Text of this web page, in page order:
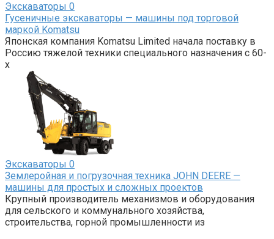
Экскаваторы 0
Гусеничные экскаваторы — машины под торговой
маркой Komatsu
Японская компания Komatsu Limited начала поставку в
Россию тяжелой техники специального назначения с 60-
х
Экскаваторы 0
Землеройная и погрузочная техника JOHN DEERE —
машины для простых и сложных проектов
Крупный производитель механизмов и оборудования
для сельского и коммунального хозяйства,
строительства, горной промышленности из